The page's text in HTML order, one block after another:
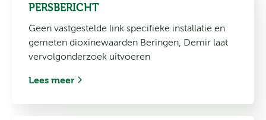
PERSBERICHT
Geen vastgestelde link specifieke installatie en
gemeten dioxinewaarden Beringen, Demir laat
vervolgonderzoek uitvoeren
Lees meer